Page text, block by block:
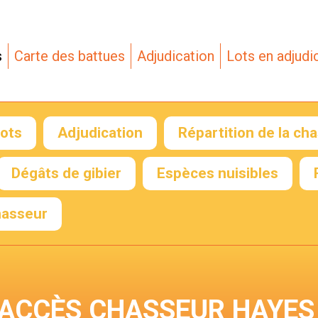
Carte des battues Adjudication Lots en
Adjudication Répartition de la
Envoyer mon RIB
Dégâts de gibier Espèces nuisibles
CHASSEUR HAYES